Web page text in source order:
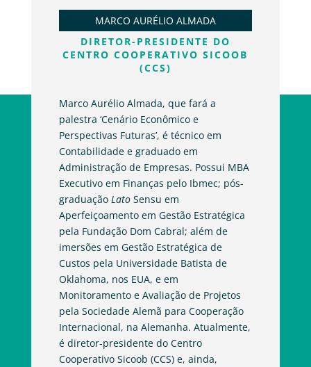
MARCO AURÉLIO ALMADA
DIRETOR-PRESIDENTE DO
CENTRO COOPERATIVO SICOOB
(CCS)
Marco Aurélio Almada, que fará a
palestra ‘Cenário Econômico e
Perspectivas Futuras’, é técnico em
Contabilidade e graduado em
Administração de Empresas. Possui MBA
Executivo em Finanças pelo Ibmec; pós-
graduação Lato Sensu em
Aperfeiçoamento em Gestão Estratégica
pela Fundação Dom Cabral; além de
imersões em Gestão Estratégica de
Custos pela Universidade Batista de
Oklahoma, nos EUA, e em
Monitoramento e Avaliação de Projetos
pela Sociedade Alemã para Cooperação
Internacional, na Alemanha. Atualmente,
é diretor-presidente do Centro
Cooperativo Sicoob (CCS) e, ainda,